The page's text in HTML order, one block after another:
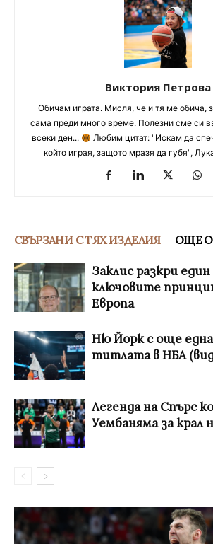
Виктория Петрова
Обичам играта. Мисля, че и тя ме обича,
сама преди много време. Полезни сме си
всеки ден...
Любим цитат: "Искам да
който играя, защото мразя да губя",
СВЪРЗАНИ С ТЯХ ИЗДЕЛИЯ ОЩЕ
Заклис разкри
ключовите
Европа
Ню Йорк с още
титлата в НБА
Легенда на Спърс
Уембаняма за крал